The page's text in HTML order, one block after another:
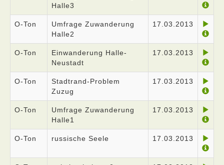
Halle3
O-Ton
Umfrage Zuwanderung
Halle2
17.03.2013
O-Ton
Einwanderung Halle-
Neustadt
17.03.2013
O-Ton
Stadtrand-Problem
Zuzug
17.03.2013
O-Ton
Umfrage Zuwanderung
Halle1
17.03.2013
O-Ton russische Seele 17.03.2013